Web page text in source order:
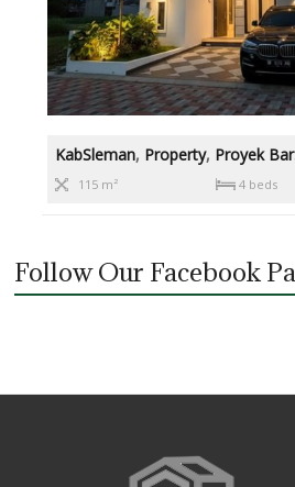
KabSleman, Property, Proyek Baru
115 m² 4 beds
Follow Our Facebook